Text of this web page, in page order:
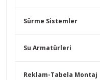
Sürme Sistemler
Su Armatürleri
Reklam-Tabela Montaj